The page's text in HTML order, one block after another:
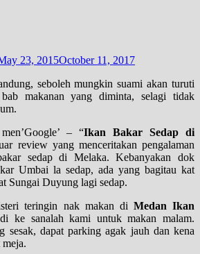
23, 2015October 11, 2017
seboleh mungkin suami akan turuti
makanan yang diminta, selagi tidak
– “Ikan Bakar Sedap di
review yang menceritakan pengalaman
sedap di Melaka. Kebanyakan dok
Umbai la sedap, ada yang bagitau kat
Sungai Duyung lagi sedap.
teringin nak makan di Medan Ikan
ke sanalah kami untuk makan malam.
sesak, dapat parking agak jauh dan kena